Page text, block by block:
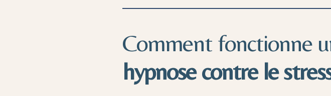
Comment fonctionne
hypnose contre le